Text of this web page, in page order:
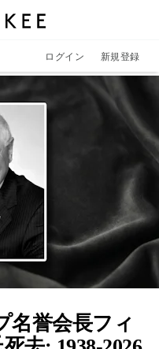
ログイン 新規登録
名誉会長フィ